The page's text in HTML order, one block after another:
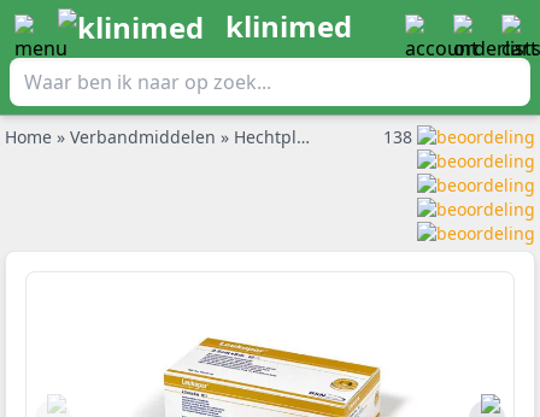
klinimed
Home » Verbandmiddelen » Hechtpleisters en pleisterrol »
138